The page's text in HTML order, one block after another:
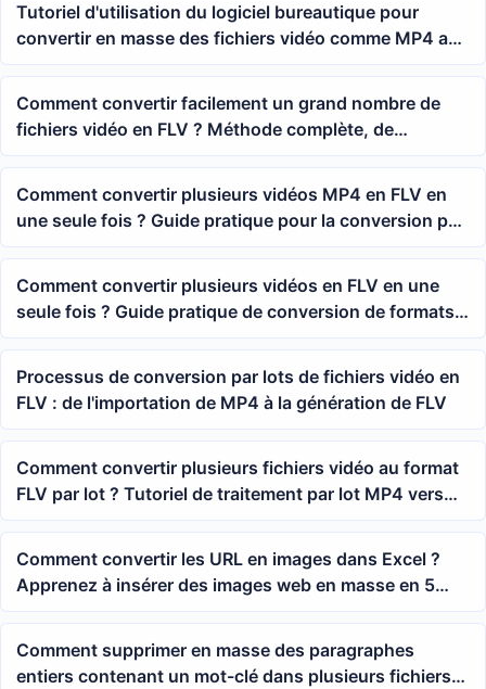
Tutoriel d'utilisation du logiciel bureautique pour
convertir en masse des fichiers vidéo comme MP4 au
format FLV
Comment convertir facilement un grand nombre de
fichiers vidéo en FLV ? Méthode complète, de
l'importation d'un dossier à la sortie par lots
Comment convertir plusieurs vidéos MP4 en FLV en
une seule fois ? Guide pratique pour la conversion par
lots de formats vidéo
Comment convertir plusieurs vidéos en FLV en une
seule fois ? Guide pratique de conversion de formats
vidéo par lots
Processus de conversion par lots de fichiers vidéo en
FLV : de l'importation de MP4 à la génération de FLV
Comment convertir plusieurs fichiers vidéo au format
FLV par lot ? Tutoriel de traitement par lot MP4 vers
FLV
Comment convertir les URL en images dans Excel ?
Apprenez à insérer des images web en masse en 5
minutes
Comment supprimer en masse des paragraphes
entiers contenant un mot-clé dans plusieurs fichiers